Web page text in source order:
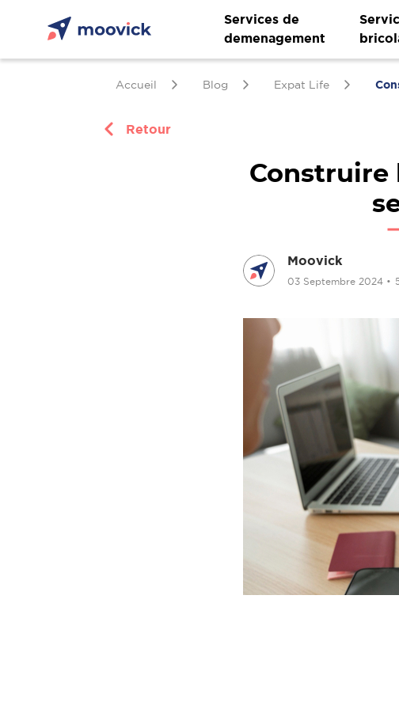
Services de
demenagement
Accueil Blog Expat Life
Retour
Construire
Moovick
03 Septembre 2024 •